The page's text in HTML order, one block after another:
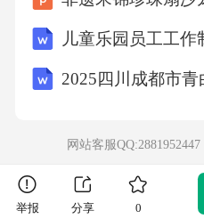
儿童乐园员工工作
网站客服
举报 分享 0